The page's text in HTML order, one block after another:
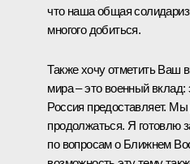
что наша общая
многого добиться.
Также хочу отметить Ваш
мира – это военный вклад:
Россия предоставляет.
продолжаться. Я готовлю
по вопросам о Ближнем